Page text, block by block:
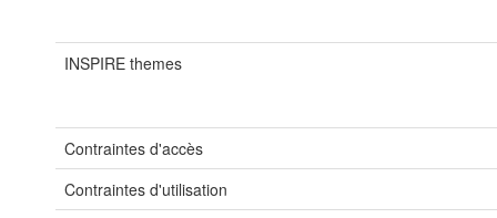
INSPIRE themes
Contraintes d'accès
Contraintes d'utilisation